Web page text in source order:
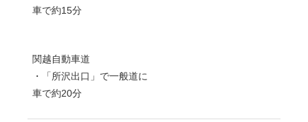
車で約15分
関越自動車道
・「所沢出口」で一般道に
車で約20分